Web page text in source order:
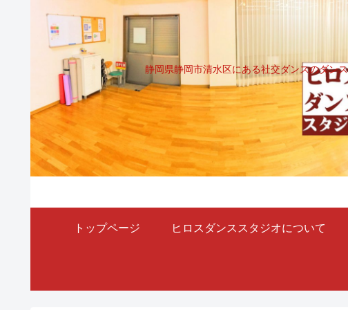
静岡県静岡市清水区にある社交ダンスのダン
トップページ ヒロスダンススタジオについて